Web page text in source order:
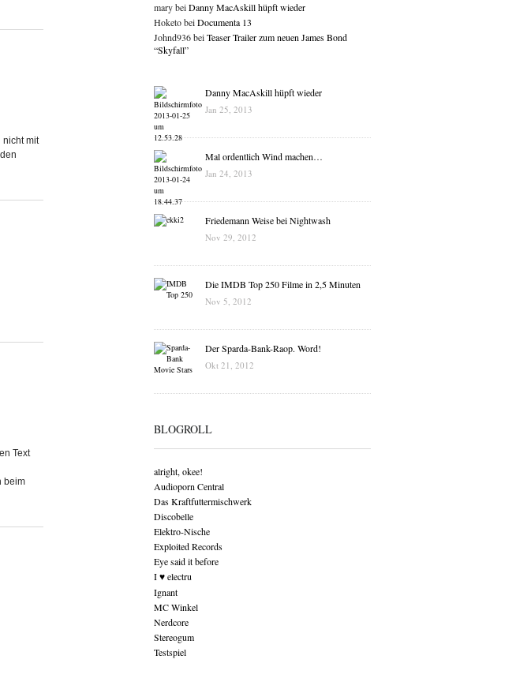
mit
Text
beim
mary beiDanny MacAskill hüpft wieder
Hoketo beiDocumenta 13
Johnd936 beiTeaser Trailer zum neuen James Bond
“Skyfall”
Danny MacAskill hüpft wieder
Jan 25, 2013
Mal ordentlich Wind machen…
Jan 24, 2013
Friedemann Weise bei Nightwash
Nov 29, 2012
Die IMDB Top 250 Filme in 2,5 Minuten
Nov 5, 2012
Der Sparda-Bank-Raop. Word!
Okt 21, 2012
BLOGROLL
alright, okee!
Audioporn Central
Das Kraftfuttermischwerk
Discobelle
Elektro-Nische
Exploited Records
Eye said it before
I ♥ electru
Ignant
MC Winkel
Nerdcore
Stereogum
Testspiel